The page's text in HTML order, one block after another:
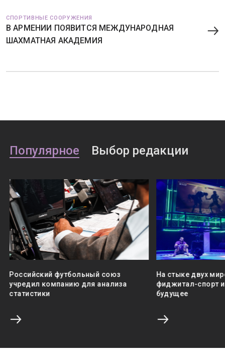
СПОРТИВНЫЕ СООРУЖЕНИЯ
В АРМЕНИИ ПОЯВИТСЯ МЕЖДУНАРОДНАЯ
ШАХМАТНАЯ АКАДЕМИЯ
Популярное Выбор редакции
Российский футбольный союз
учредил компанию для анализа
статистики
На стыке двух
фиджитал-спорт
будущее